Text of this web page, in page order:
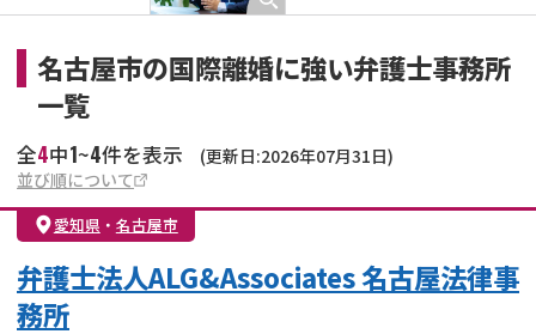
名古屋市の国際離婚に強い弁護士事務所
一覧
全4中1~4件を表示
(更新日:2026年07月31日)
並び順について
愛知県 ・ 名古屋市
弁護士法人ALG&Associates 名古屋法律事
務所